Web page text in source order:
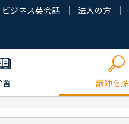
ビジネス英会話 法人の方
習 講師を